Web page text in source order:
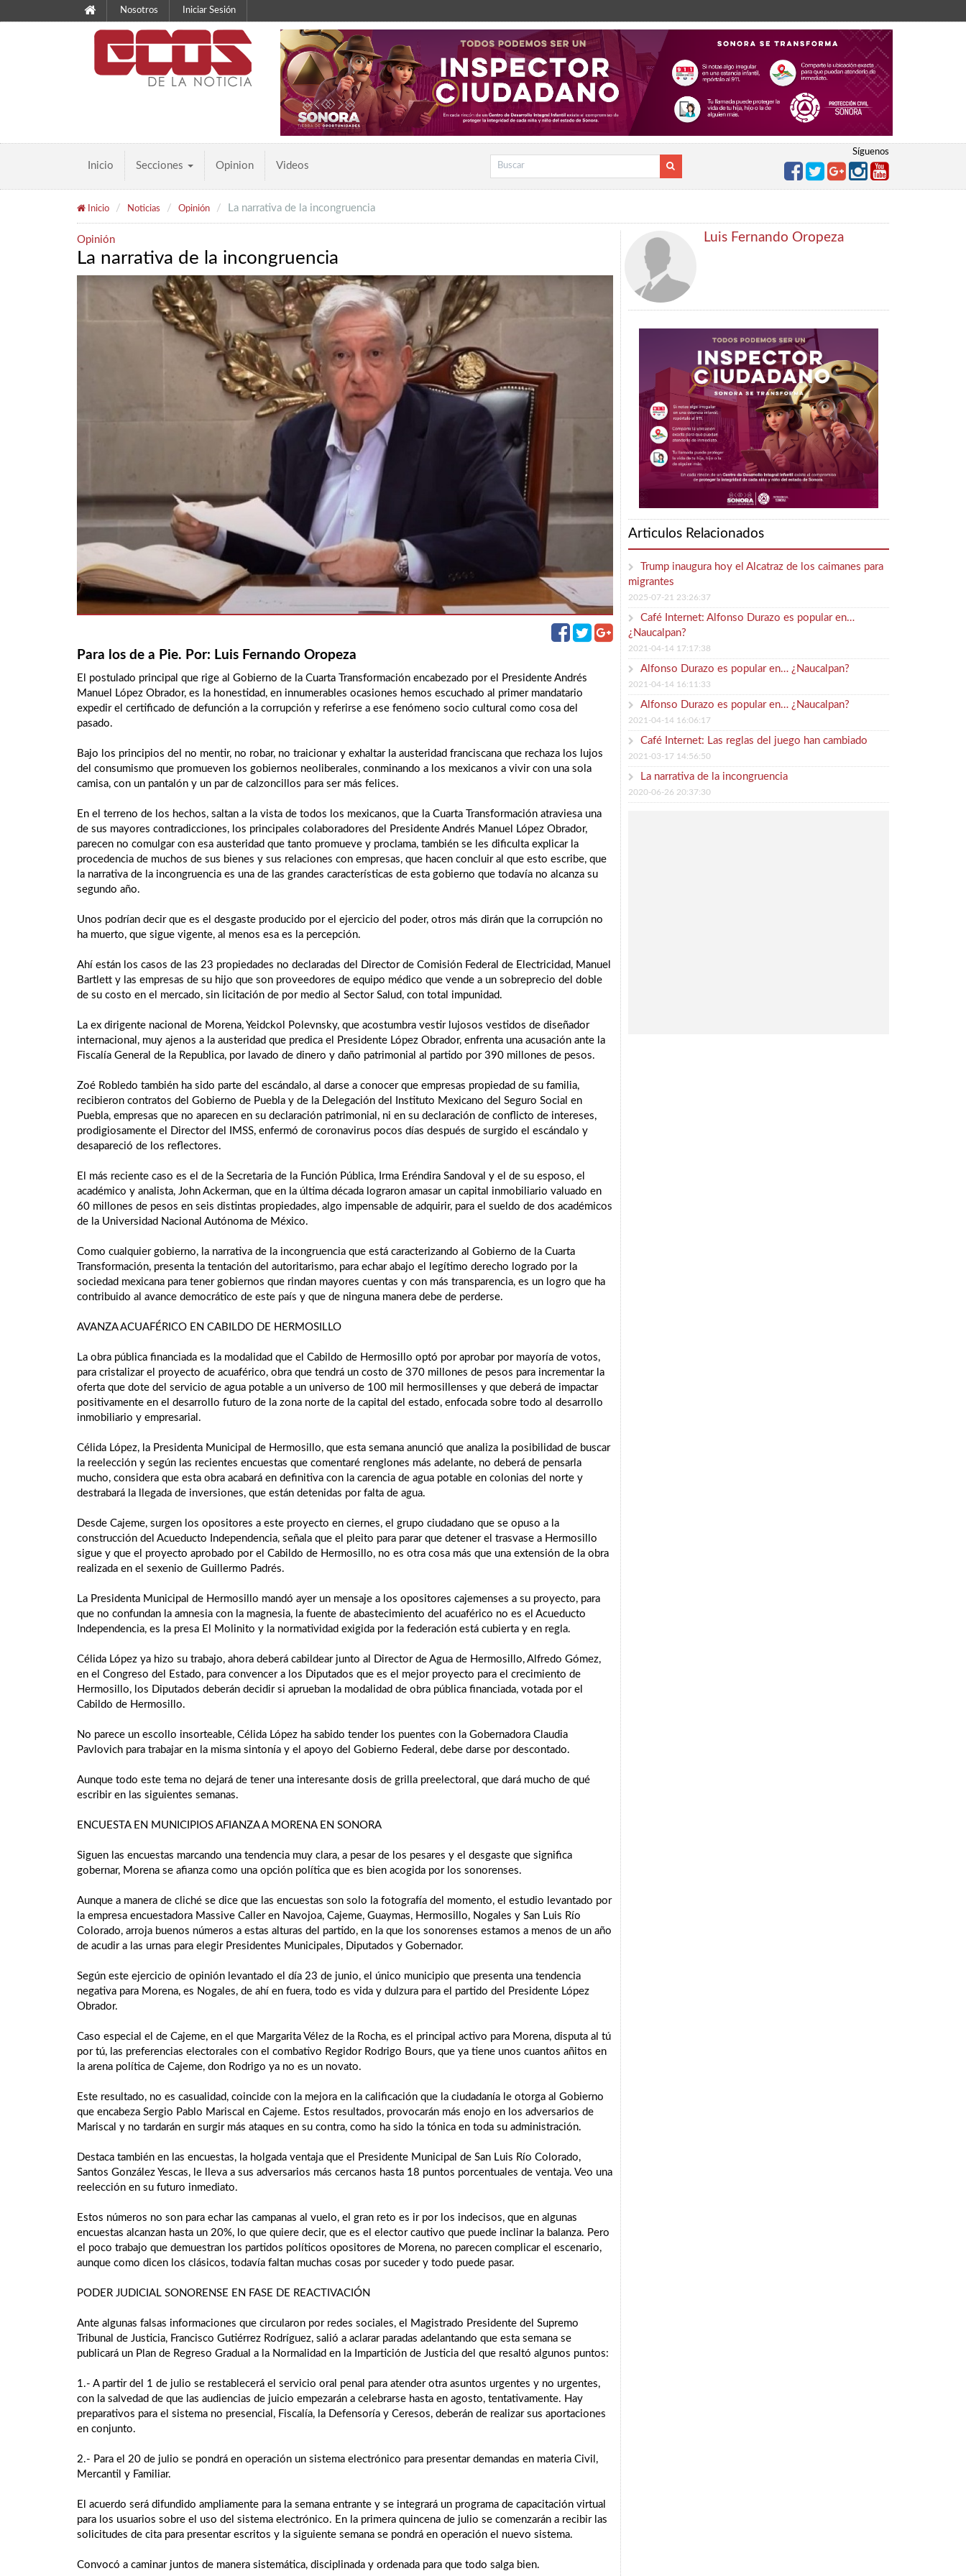
Nosotros Iniciar Sesión
Inicio Secciones Opinion Videos
Síguenos
Inicio Noticias Opinión La narrativa de la incongruencia
Opinión
La narrativa de la incongruencia
Para los de a Pie. Por: Luis Fernando Oropeza
El postulado principal que rige al Gobierno de la Cuarta Transformación encabezado por el Presidente Andrés
Manuel López Obrador, es la honestidad, en innumerables ocasiones hemos escuchado al primer mandatario
expedir el certificado de defunción a la corrupción y referirse a ese fenómeno socio cultural como cosa del
pasado.
Bajo los principios del no mentir, no robar, no traicionar y exhaltar la austeridad franciscana que rechaza los lujos
del consumismo que promueven los gobiernos neoliberales, conminando a los mexicanos a vivir con una sola
camisa, con un pantalón y un par de calzoncillos para ser más felices.
En el terreno de los hechos, saltan a la vista de todos los mexicanos, que la Cuarta Transformación atraviesa una
de sus mayores contradicciones, los principales colaboradores del Presidente Andrés Manuel López Obrador,
parecen no comulgar con esa austeridad que tanto promueve y proclama, también se les dificulta explicar la
procedencia de muchos de sus bienes y sus relaciones con empresas, que hacen concluir al que esto escribe, que
la narrativa de la incongruencia es una de las grandes características de esta gobierno que todavía no alcanza su
segundo año.
Unos podrían decir que es el desgaste producido por el ejercicio del poder, otros más dirán que la corrupción no
ha muerto, que sigue vigente, al menos esa es la percepción.
Ahí están los casos de las 23 propiedades no declaradas del Director de Comisión Federal de Electricidad, Manuel
Bartlett y las empresas de su hijo que son proveedores de equipo médico que vende a un sobreprecio del doble
de su costo en el mercado, sin licitación de por medio al Sector Salud, con total impunidad.
La ex dirigente nacional de Morena, Yeidckol Polevnsky, que acostumbra vestir lujosos vestidos de diseñador
internacional, muy ajenos a la austeridad que predica el Presidente López Obrador, enfrenta una acusación ante la
Fiscalía General de la Republica, por lavado de dinero y daño patrimonial al partido por 390 millones de pesos.
Zoé Robledo también ha sido parte del escándalo, al darse a conocer que empresas propiedad de su familia,
recibieron contratos del Gobierno de Puebla y de la Delegación del Instituto Mexicano del Seguro Social en
Puebla, empresas que no aparecen en su declaración patrimonial, ni en su declaración de conflicto de intereses,
prodigiosamente el Director del IMSS, enfermó de coronavirus pocos días después de surgido el escándalo y
desapareció de los reflectores.
El más reciente caso es el de la Secretaria de la Función Pública, Irma Eréndira Sandoval y el de su esposo, el
académico y analista, John Ackerman, que en la última década lograron amasar un capital inmobiliario valuado en
60 millones de pesos en seis distintas propiedades, algo impensable de adquirir, para el sueldo de dos académicos
de la Universidad Nacional Autónoma de México.
Como cualquier gobierno, la narrativa de la incongruencia que está caracterizando al Gobierno de la Cuarta
Transformación, presenta la tentación del autoritarismo, para echar abajo el legítimo derecho logrado por la
sociedad mexicana para tener gobiernos que rindan mayores cuentas y con más transparencia, es un logro que ha
contribuido al avance democrático de este país y que de ninguna manera debe de perderse.
AVANZA ACUAFÉRICO EN CABILDO DE HERMOSILLO
La obra pública financiada es la modalidad que el Cabildo de Hermosillo optó por aprobar por mayoría de votos,
para cristalizar el proyecto de acuaférico, obra que tendrá un costo de 370 millones de pesos para incrementar la
oferta que dote del servicio de agua potable a un universo de 100 mil hermosillenses y que deberá de impactar
positivamente en el desarrollo futuro de la zona norte de la capital del estado, enfocada sobre todo al desarrollo
inmobiliario y empresarial.
Célida López, la Presidenta Municipal de Hermosillo, que esta semana anunció que analiza la posibilidad de buscar
la reelección y según las recientes encuestas que comentaré renglones más adelante, no deberá de pensarla
mucho, considera que esta obra acabará en definitiva con la carencia de agua potable en colonias del norte y
destrabará la llegada de inversiones, que están detenidas por falta de agua.
Desde Cajeme, surgen los opositores a este proyecto en ciernes, el grupo ciudadano que se opuso a la
construcción del Acueducto Independencia, señala que el pleito para parar que detener el trasvase a Hermosillo
sigue y que el proyecto aprobado por el Cabildo de Hermosillo, no es otra cosa más que una extensión de la obra
realizada en el sexenio de Guillermo Padrés.
La Presidenta Municipal de Hermosillo mandó ayer un mensaje a los opositores cajemenses a su proyecto, para
que no confundan la amnesia con la magnesia, la fuente de abastecimiento del acuaférico no es el Acueducto
Independencia, es la presa El Molinito y la normatividad exigida por la federación está cubierta y en regla.
Célida López ya hizo su trabajo, ahora deberá cabildear junto al Director de Agua de Hermosillo, Alfredo Gómez,
en el Congreso del Estado, para convencer a los Diputados que es el mejor proyecto para el crecimiento de
Hermosillo, los Diputados deberán decidir si aprueban la modalidad de obra pública financiada, votada por el
Cabildo de Hermosillo.
No parece un escollo insorteable, Célida López ha sabido tender los puentes con la Gobernadora Claudia
Pavlovich para trabajar en la misma sintonía y el apoyo del Gobierno Federal, debe darse por descontado.
Aunque todo este tema no dejará de tener una interesante dosis de grilla preelectoral, que dará mucho de qué
escribir en las siguientes semanas.
ENCUESTA EN MUNICIPIOS AFIANZA A MORENA EN SONORA
Siguen las encuestas marcando una tendencia muy clara, a pesar de los pesares y el desgaste que significa
gobernar, Morena se afianza como una opción política que es bien acogida por los sonorenses.
Aunque a manera de cliché se dice que las encuestas son solo la fotografía del momento, el estudio levantado por
la empresa encuestadora Massive Caller en Navojoa, Cajeme, Guaymas, Hermosillo, Nogales y San Luis Río
Colorado, arroja buenos números a estas alturas del partido, en la que los sonorenses estamos a menos de un año
de acudir a las urnas para elegir Presidentes Municipales, Diputados y Gobernador.
Según este ejercicio de opinión levantado el día 23 de junio, el único municipio que presenta una tendencia
negativa para Morena, es Nogales, de ahí en fuera, todo es vida y dulzura para el partido del Presidente López
Obrador.
Caso especial el de Cajeme, en el que Margarita Vélez de la Rocha, es el principal activo para Morena, disputa al tú
por tú, las preferencias electorales con el combativo Regidor Rodrigo Bours, que ya tiene unos cuantos añitos en
la arena política de Cajeme, don Rodrigo ya no es un novato.
Este resultado, no es casualidad, coincide con la mejora en la calificación que la ciudadanía le otorga al Gobierno
que encabeza Sergio Pablo Mariscal en Cajeme. Estos resultados, provocarán más enojo en los adversarios de
Mariscal y no tardarán en surgir más ataques en su contra, como ha sido la tónica en toda su administración.
Destaca también en las encuestas, la holgada ventaja que el Presidente Municipal de San Luis Río Colorado,
Santos González Yescas, le lleva a sus adversarios más cercanos hasta 18 puntos porcentuales de ventaja. Veo una
reelección en su futuro inmediato.
Estos números no son para echar las campanas al vuelo, el gran reto es ir por los indecisos, que en algunas
encuestas alcanzan hasta un 20%, lo que quiere decir, que es el elector cautivo que puede inclinar la balanza. Pero
el poco trabajo que demuestran los partidos políticos opositores de Morena, no parecen complicar el escenario,
aunque como dicen los clásicos, todavía faltan muchas cosas por suceder y todo puede pasar.
PODER JUDICIAL SONORENSE EN FASE DE REACTIVACIÓN
Ante algunas falsas informaciones que circularon por redes sociales, el Magistrado Presidente del Supremo
Tribunal de Justicia, Francisco Gutiérrez Rodríguez, salió a aclarar paradas adelantando que esta semana se
publicará un Plan de Regreso Gradual a la Normalidad en la Impartición de Justicia del que resaltó algunos puntos:
1.- A partir del 1 de julio se restablecerá el servicio oral penal para atender otra asuntos urgentes y no urgentes,
con la salvedad de que las audiencias de juicio empezarán a celebrarse hasta en agosto, tentativamente. Hay
preparativos para el sistema no presencial, Fiscalía, la Defensoría y Ceresos, deberán de realizar sus aportaciones
en conjunto.
2.- Para el 20 de julio se pondrá en operación un sistema electrónico para presentar demandas en materia Civil,
Mercantil y Familiar.
El acuerdo será difundido ampliamente para la semana entrante y se integrará un programa de capacitación virtual
para los usuarios sobre el uso del sistema electrónico. En la primera quincena de julio se comenzarán a recibir las
solicitudes de cita para presentar escritos y la siguiente semana se pondrá en operación el nuevo sistema.
Convocó a caminar juntos de manera sistemática, disciplinada y ordenada para que todo salga bien.
Luis Fernando Oropeza
Articulos Relacionados
Trump inaugura hoy el Alcatraz de los caimanes para
migrantes
2025-07-21 23:26:37
Café Internet: Alfonso Durazo es popular en…
¿Naucalpan?
2021-04-14 17:17:38
Alfonso Durazo es popular en… ¿Naucalpan?
2021-04-14 16:11:33
Alfonso Durazo es popular en… ¿Naucalpan?
2021-04-14 16:06:17
Café Internet: Las reglas del juego han cambiado
2021-03-17 14:56:50
La narrativa de la incongruencia
2020-06-26 20:37:30